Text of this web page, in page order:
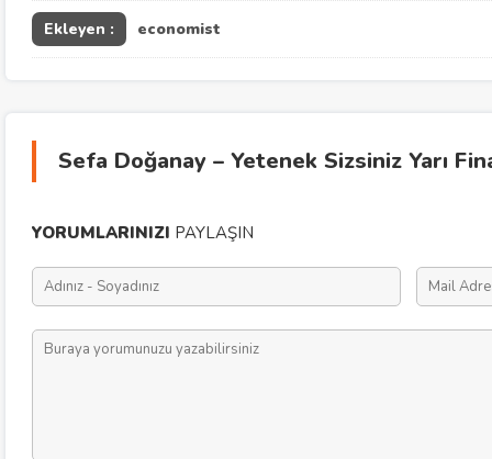
Ekleyen : economist
Sefa Doğanay – Yetenek Sizsiniz Yarı
YORUMLARINIZI PAYLAŞIN